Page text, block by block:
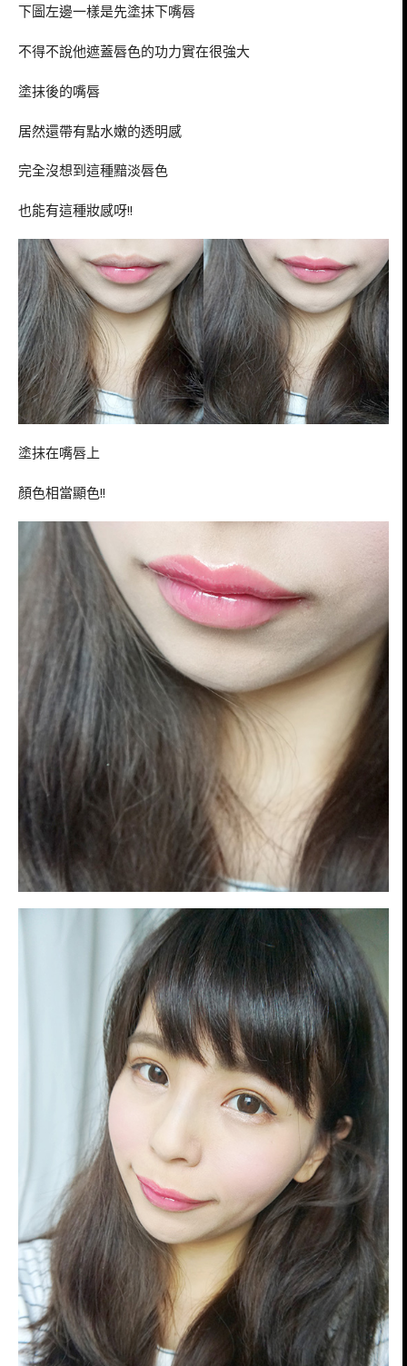
下圖左邊一樣是先塗抹下嘴唇
不得不說他遮蓋唇色的功力實在很強大
塗抹後的嘴唇
居然還帶有點水嫩的透明感
完全沒想到這種黯淡唇色
也能有這種妝感呀!!
塗抹在嘴唇上
顏色相當顯色!!